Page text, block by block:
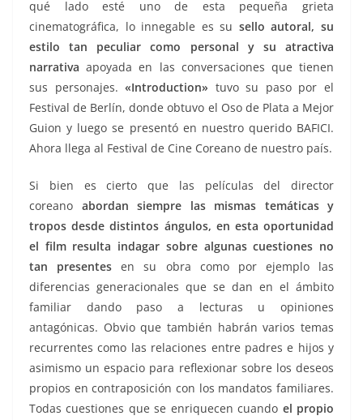
qué lado esté uno de esta pequeña grieta
cinematográfica, lo innegable es su sello autoral, su
estilo tan peculiar como personal y su atractiva
narrativa apoyada en las conversaciones que tienen
sus personajes.«Introduction» tuvo su paso por el
Festival de Berlín, donde obtuvo el Oso de Plata a Mejor
Guion y luego se presentó en nuestro querido BAFICI.
Ahora llega al Festival de Cine Coreano de nuestro país.
Si bien es cierto que las películas del director
coreano abordan siempre las mismas temáticas y
tropos desde distintos ángulos, en esta oportunidad
el film resulta indagar sobre algunas cuestiones no
tan presentes en su obra como por ejemplo las
diferencias generacionales que se dan en el ámbito
familiar dando paso a lecturas u opiniones
antagónicas. Obvio que también habrán varios temas
recurrentes como las relaciones entre padres e hijos y
asimismo un espacio para reflexionar sobre los deseos
propios en contraposición con los mandatos familiares.
Todas cuestiones que se enriquecen cuando el propio